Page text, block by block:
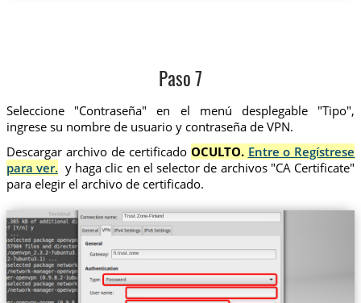
Paso 7
Seleccione "Contraseña" en el menú desplegable "Tipo",
ingrese su nombre de usuario y contraseña de VPN.
Descargar archivo de certificado OCULTO. Entre o Regístrese
para ver. y haga clic en el selector de archivos "CA Certificate"
para elegir el archivo de certificado.
Trust.Zone-Finland
fi.trust.zone